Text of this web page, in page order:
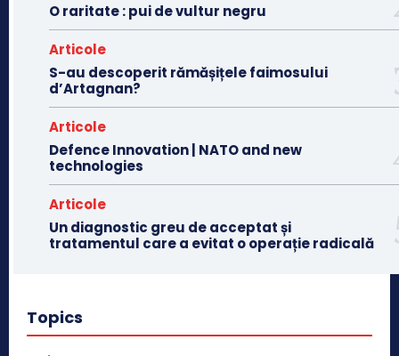
O raritate : pui de vultur negru
Articole
S-au descoperit rămășițele faimosului
d’Artagnan?
Articole
Defence Innovation | NATO and new
technologies
Articole
Un diagnostic greu de acceptat și
tratamentul care a evitat o operație radicală
Topics